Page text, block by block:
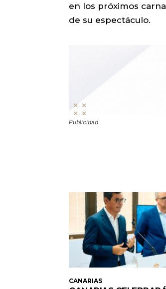
en los próximos
de su espectáculo.
Publicidad
CANARIAS